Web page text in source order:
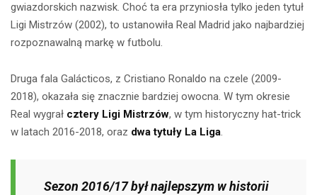
gwiazdorskich nazwisk. Choć ta era przyniosła tylko jeden tytuł
Ligi Mistrzów (2002), to ustanowiła Real Madrid jako najbardziej
rozpoznawalną markę w futbolu.
Druga fala Galácticos, z Cristiano Ronaldo na czele (2009-
2018), okazała się znacznie bardziej owocna. W tym okresie
Real wygrał cztery Ligi Mistrzów, w tym historyczny hat-trick
w latach 2016-2018, oraz dwa tytuły La Liga.
Sezon 2016/17 był najlepszym w historii